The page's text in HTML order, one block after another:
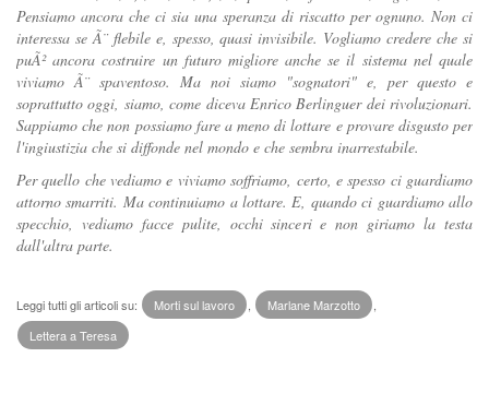
Pensiamo ancora che ci sia una speranza di riscatto per ognuno. Non ci
interessa se Ã¨ flebile e, spesso, quasi invisibile. Vogliamo credere che si
puÃ² ancora costruire un futuro migliore anche se il sistema nel quale
viviamo Ã¨ spaventoso. Ma noi siamo "sognatori" e, per questo e
soprattutto oggi, siamo, come diceva Enrico Berlinguer dei rivoluzionari.
Sappiamo che non possiamo fare a meno di lottare e provare disgusto per
l'ingiustizia che si diffonde nel mondo e che sembra inarrestabile.
Per quello che vediamo e viviamo soffriamo, certo, e spesso ci guardiamo
attorno smarriti. Ma continuiamo a lottare. E, quando ci guardiamo allo
specchio, vediamo facce pulite, occhi sinceri e non giriamo la testa
dall'altra parte.
Leggi tutti gli articoli su: Morti sul lavoro Marlane Marzotto
Lettera a Teresa